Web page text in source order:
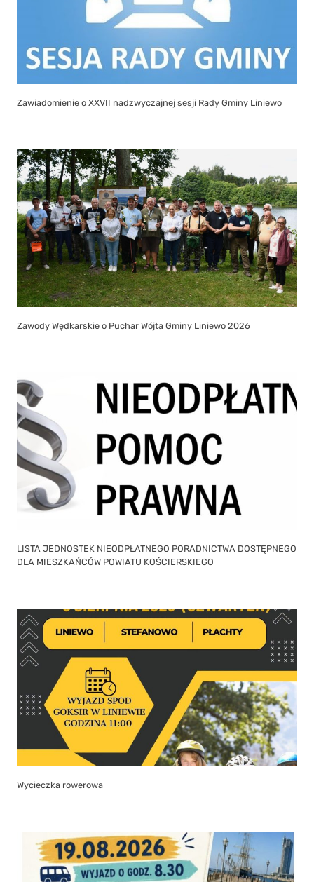
Zawiadomienie o XXVII nadzwyczajnej sesji Rady Gminy Liniewo
Zawody Wędkarskie o Puchar Wójta Gminy Liniewo 2026
LISTA JEDNOSTEK NIEODPŁATNEGO PORADNICTWA DOSTĘPNEGO
DLA MIESZKAŃCÓW POWIATU KOŚCIERSKIEGO
Wycieczka rowerowa